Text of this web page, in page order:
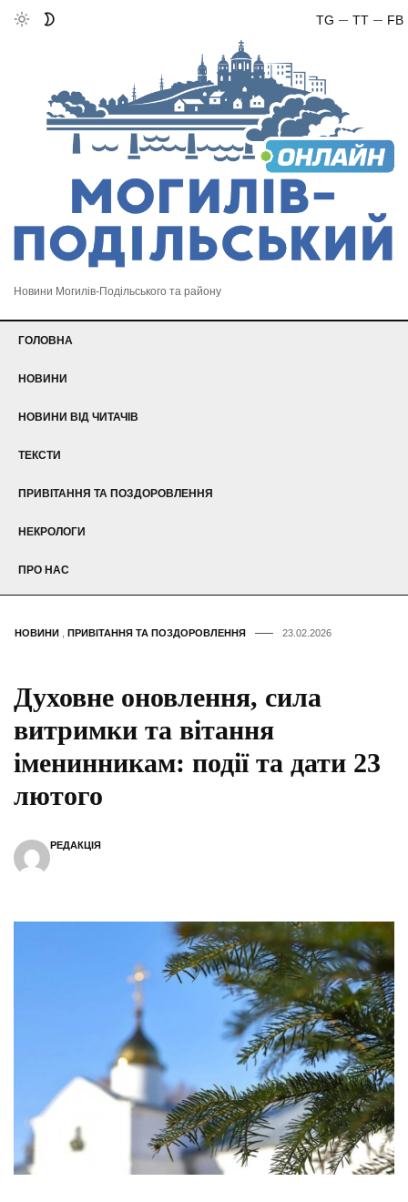
FB
TT
TG
Новини Могилів-Подільського та району
ГОЛОВНА
НОВИНИ
НОВИНИ ВІД ЧИТАЧІВ
ТЕКСТИ
ПРИВІТАННЯ ТА ПОЗДОРОВЛЕННЯ
НЕКРОЛОГИ
ПРО НАС
НОВИНИ ПРИВІТАННЯ ТА ПОЗДОРОВЛЕННЯ 23.02.2026
Духовне оновлення, сила
витримки та вітання
іменинникам: події та дати 23
лютого
РЕДАКЦІЯ